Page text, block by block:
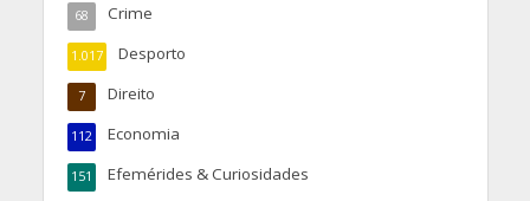
Crime
68
Desporto
1.017
Direito
7
Economia
112
Efemérides & Curiosidades
151